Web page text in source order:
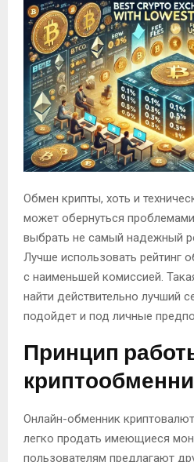
Обмен крипты, хоть и
может обернуться
выбрать не самый надежный
Лучше использовать рейтинг
с наименьшей комиссией.
найти действительно лучший
подойдет и под личные
Принцип
Онлайн-обменник
легко продать имеющиеся
пользователям предлагают